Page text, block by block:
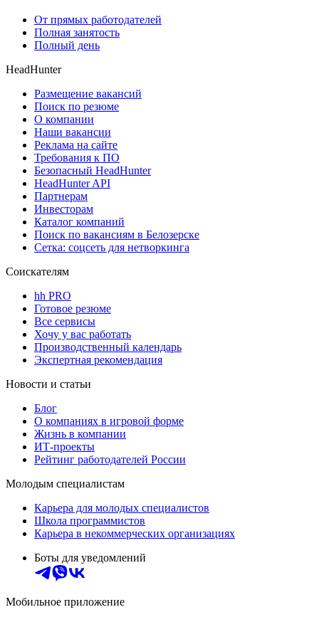
От прямых работодателей
Полная занятость
Полный день
HeadHunter
Размещение вакансий
Поиск по резюме
О компании
Наши вакансии
Реклама на сайте
Требования к ПО
Безопасный HeadHunter
HeadHunter API
Партнерам
Инвесторам
Каталог компаний
Поиск по вакансиям в Белозерске
Сетка: соцсеть для нетворкинга
Соискателям
hh PRO
Готовое резюме
Все сервисы
Хочу у вас работать
Производственный календарь
Экспертная рекомендация
Новости и статьи
Блог
О компаниях в игровой форме
Жизнь в компании
ИТ-проекты
Рейтинг работодателей России
Молодым специалистам
Карьера для молодых специалистов
Школа программистов
Карьера в некоммерческих организациях
Боты для уведомлений
Мобильное приложение